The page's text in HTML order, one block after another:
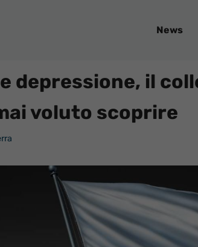
News
depressione, il
voluto scoprire